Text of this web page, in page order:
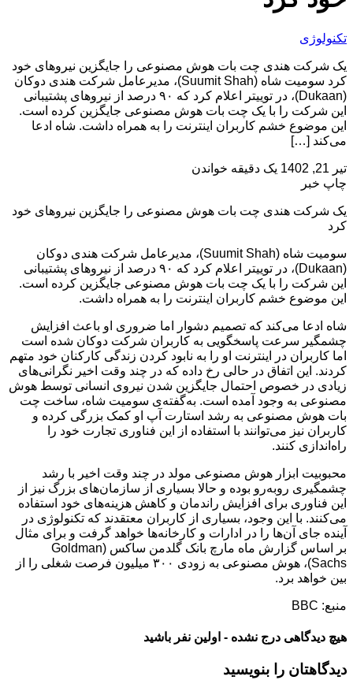
تکنولوژی
یک شرکت هندی چت بات هوش مصنوعی را جایگزین نیروهای خود
کرد سومیت شاه (Suumit Shah)، مدیرعامل شرکت هندی دوکان
(Dukaan)، در توییتر اعلام کرد که ۹۰ درصد از نیروهای پشتیبانی
این شرکت را با یک چت بات هوش مصنوعی جایگزین کرده است.
این موضوع خشم کاربران اینترنت را به همراه داشت. شاه ادعا
می‌کند […]
تیر 21, 1402
یک دقیقه خواندن
چاپ خبر
یک شرکت هندی چت بات هوش مصنوعی را جایگزین نیروهای خود
کرد
سومیت شاه (Suumit Shah)، مدیرعامل شرکت هندی دوکان
(Dukaan)، در توییتر اعلام کرد که ۹۰ درصد از نیروهای پشتیبانی
این شرکت را با یک چت بات هوش مصنوعی جایگزین کرده است.
این موضوع خشم کاربران اینترنت را به همراه داشت.
شاه ادعا می‌کند که تصمیم دشوار اما ضروری او باعث افزایش
چشمگیر سرعت پاسخگویی به کاربران شرکت دوکان شده است
اما کاربران در اینترنت او را به نابود کردن زندگی کارکنان خود متهم
کردند. این اتفاق در حالی رخ داده که در چند وقت اخیر نگرانی‌های
زیادی در خصوص احتمال جایگزین شدن نیروی انسانی توسط هوش
مصنوعی به وجود آمده است. به‌گفته‌ی سومیت شاه، ساخت چت
بات هوش مصنوعی به رشد استارت آپ او کمک بزرگی کرده و
کاربران نیز می‌توانند با استفاده از این فناوری تجارت خود را
راه‌اندازی کنند.
محبوبیت ابزار هوش مصنوعی مولد در چند وقت اخیر با رشد
چشمگیری روبه‌رو بوده و حالا بسیاری از سازمان‌های بزرگ نیز از
این فناوری برای افزایش راندمان و کاهش هزینه‌های خود استفاده
می‌کنند. با این وجود، بسیاری از کاربران معتقدند که تکنولوژی در
آینده جای آن‌ها را در ادارات و کارخانه‌ها خواهد گرفت و برای مثال
بر اساس گزارش ماه مارچ بانک گلدمن ساکس (Goldman
Sachs)، هوش مصنوعی به زودی ۳۰۰ میلیون فرصت شغلی را از
بین خواهد برد.
منبع: BBC
هیچ دیدگاهی درج نشده - اولین نفر باشید
دیدگاهتان را بنویسید